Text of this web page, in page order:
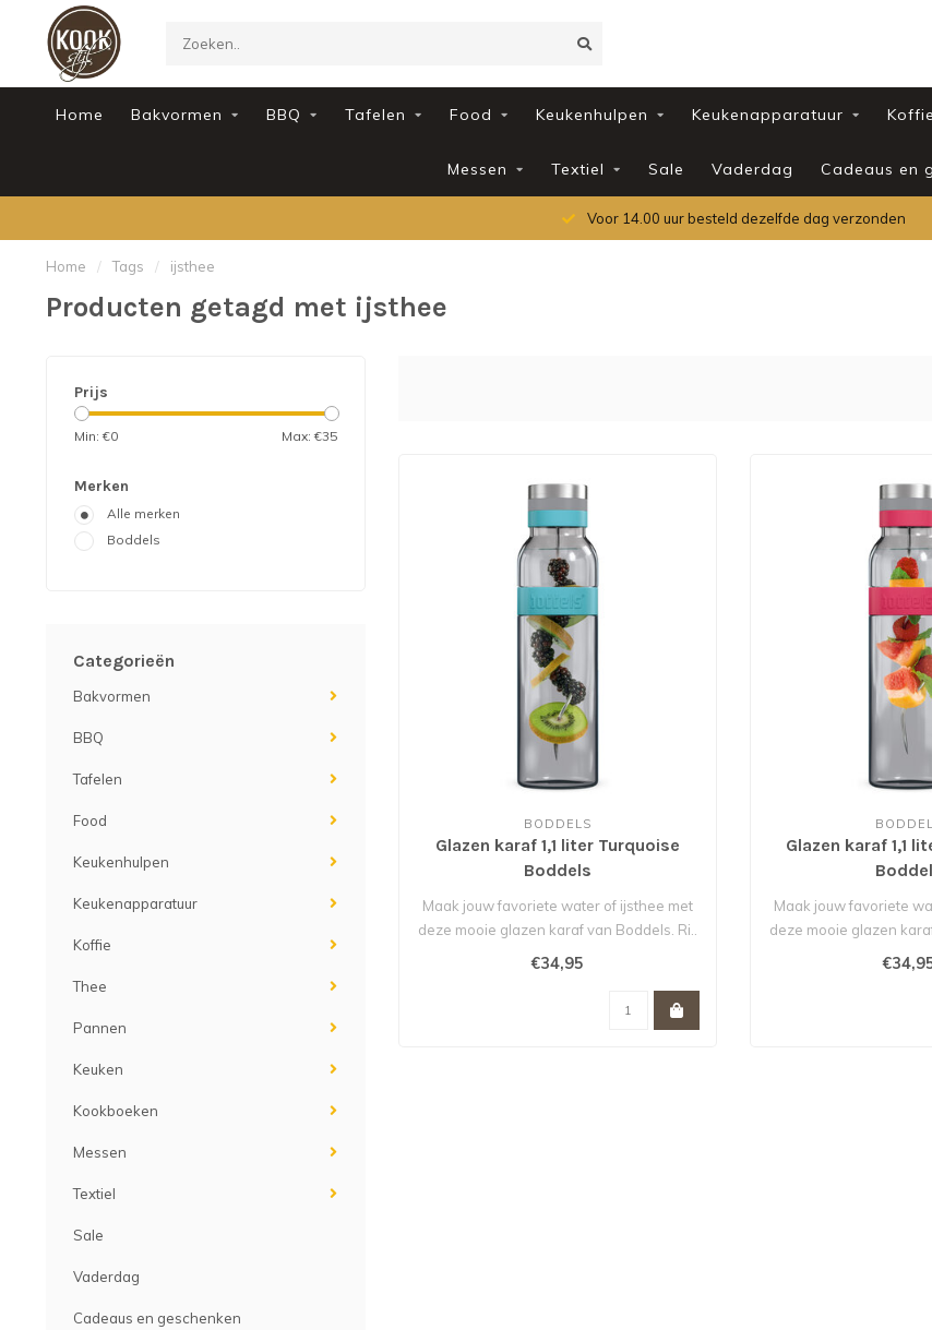
Home Bakvormen BBQ Tafelen Food Keukenhulpen Keukenapparatuur Koffie
Messen Textiel Sale Vaderdag Cadeaus en
Voor 14.00 uur besteld dezelfde dag verzonden
Home / Tags / ijsthee
Producten getagd met ijsthee
Prijs
Min: €0 Max: €35
Merken
Alle merken
Boddels
Categorieën
Bakvormen
BBQ
Tafelen
Food
Keukenhulpen
Keukenapparatuur
Koffie
Thee
Pannen
Keuken
Kookboeken
Messen
Textiel
Sale
Vaderdag
Cadeaus en geschenken
BODDELS
Glazen karaf 1,1 liter Turquoise
Boddels
Maak jouw favoriete water of ijsthee met
deze mooie glazen karaf van Boddels. Ri..
€34,95
Glazen karaf 1,1
Maak jouw favoriete
deze mooie glazen